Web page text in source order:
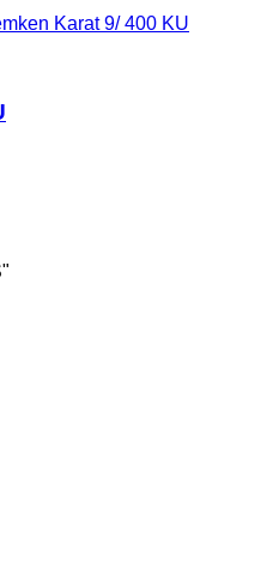
Karat 9/ 400 KU